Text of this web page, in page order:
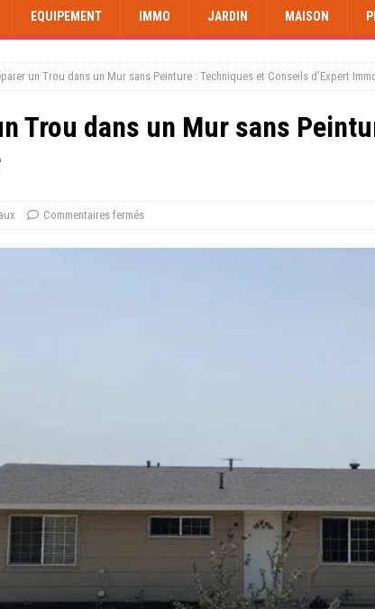
EQUIPEMENT IMMO JARDIN MAISON
un Trou dans un Mur sans Peinture : Techniques et Conseils d’Expert
Trou dans un Mur sans
Commentaires fermés